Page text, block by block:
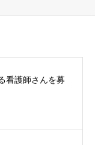
看護師さんを募